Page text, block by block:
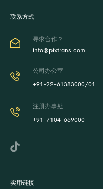
联系方式
寻求合作？
info@pixtrans.com
公司办公室
+91-22-61383000/01
注册办事处
+91-7104-669000
实用链接